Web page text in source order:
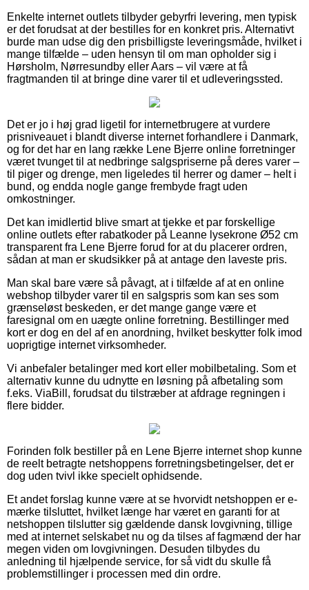
Enkelte internet outlets tilbyder gebyrfri levering, men typisk
er det forudsat at der bestilles for en konkret pris. Alternativt
burde man udse dig den prisbilligste leveringsmåde, hvilket i
mange tilfælde – uden hensyn til om man opholder sig i
Hørsholm, Nørresundby eller Aars – vil være at få
fragtmanden til at bringe dine varer til et udleveringssted.
Det er jo i høj grad ligetil for internetbrugere at vurdere
prisniveauet i blandt diverse internet forhandlere i Danmark,
og for det har en lang række Lene Bjerre online forretninger
været tvunget til at nedbringe salgspriserne på deres varer –
til piger og drenge, men ligeledes til herrer og damer – helt i
bund, og endda nogle gange frembyde fragt uden
omkostninger.
Det kan imidlertid blive smart at tjekke et par forskellige
online outlets efter rabatkoder på Leanne lysekrone Ø52 cm
transparent fra Lene Bjerre forud for at du placerer ordren,
sådan at man er skudsikker på at antage den laveste pris.
Man skal bare være så påvagt, at i tilfælde af at en online
webshop tilbyder varer til en salgspris som kan ses som
grænseløst beskeden, er det mange gange være et
faresignal om en uægte online forretning. Bestillinger med
kort er dog en del af en anordning, hvilket beskytter folk imod
uoprigtige internet virksomheder.
Vi anbefaler betalinger med kort eller mobilbetaling. Som et
alternativ kunne du udnytte en løsning på afbetaling som
f.eks. ViaBill, forudsat du tilstræber at afdrage regningen i
flere bidder.
Forinden folk bestiller på en Lene Bjerre internet shop kunne
de reelt betragte netshoppens forretningsbetingelser, det er
dog uden tvivl ikke specielt ophidsende.
Et andet forslag kunne være at se hvorvidt netshoppen er e-
mærke tilsluttet, hvilket længe har været en garanti for at
netshoppen tilslutter sig gældende dansk lovgivning, tillige
med at internet selskabet nu og da tilses af fagmænd der har
megen viden om lovgivningen. Desuden tilbydes du
anledning til hjælpende service, for så vidt du skulle få
problemstillinger i processen med din ordre.